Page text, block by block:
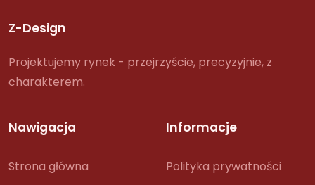
Z-Design
Projektujemy rynek - przejrzyście, precyzyjnie, z
charakterem.
Nawigacja
Strona główna
Informacje
Polityka prywatności